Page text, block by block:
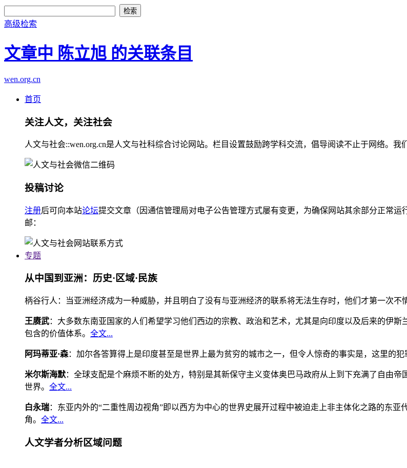
高级检索
文章中 陈立旭 的关联条目
wen.org.cn
首页
关注人文，关注社会
人文与社会::wen.org.cn是人文与社科综合讨论网站。栏目设置鼓励跨学科交流，倡导阅读不止于网络。
投稿讨论
注册后可向本站论坛提交文章（因通信管理局对电子公告管理方式屡有变更，为确保网站其余部分正常
邮：
专题
从中国到亚洲：历史·区域·民族
柄谷行人：当亚洲经济成为一种威胁，并且明白了没有与亚洲经济的联系将无法生存时，他们才第一次不
王赓武：大多数东南亚国家的人们希望学习他们西边的宗教、政治和艺术，尤其是向印度以及后来的伊
包含的价值体系。 全文...
阿玛蒂亚·森：加尔各答算得上是印度甚至是世界上最为贫穷的城市之一，但令人惊奇的事实是，这里的
米尔斯海默：全球支配是个麻烦不断的处方，特别是其新保守主义变体奥巴马政府从上到下充满了自由
世界。 全文...
白永瑞：东亚内外的“二重性周边视角”即以西方为中心的世界史展开过程中被迫走上非主体化之路的东
角。 全文...
人文学者分析区域问题